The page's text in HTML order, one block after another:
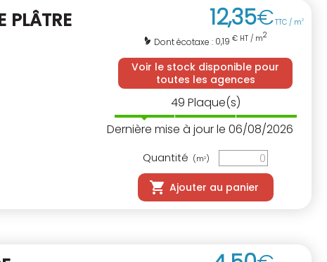
PLÂTRE
12,35€TTC / m2
Dont écotaxe : 0,19 € HT / m2
Voir le stock disponible pour
toutes les agences
49 Plaque(s)
Dernière mise à jour le 06/08/2026
Quantité (m2)
Ajouter au panier